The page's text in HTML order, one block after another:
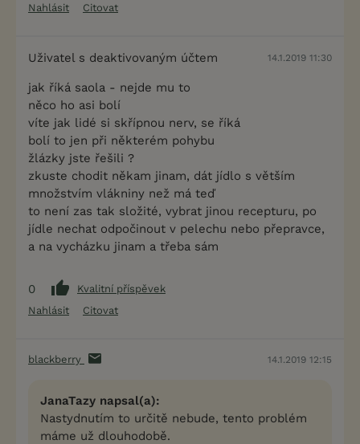
Nahlásit
Citovat
Uživatel s deaktivovaným účtem 14.1.2019 11:30
jak říká saola - nejde mu to
něco ho asi bolí
víte jak lidé si skřípnou nerv, se říká
bolí to jen při některém pohybu
žlázky jste řešili ?
zkuste chodit někam jinam, dát jídlo s větším
množstvím vlákniny než má teď
to není zas tak složité, vybrat jinou recepturu, po
jídle nechat odpočinout v pelechu nebo přepravce,
a na vycházku jinam a třeba sám
0
Kvalitní příspěvek
Nahlásit
Citovat
blackberry 14.1.2019 12:15
JanaTazy napsal(a):
Nastydnutím to určitě nebude, tento problém
máme už dlouhodobě.